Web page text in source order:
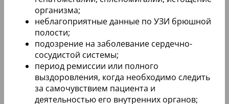
организма;
неблагоприятные данные по УЗИ брюшной
полости;
подозрение на заболевание сердечно-
сосудистой системы;
период ремиссии или полного
выздоровления, когда необходимо следить
за самочувствием пациента и
деятельностью его внутренних органов;